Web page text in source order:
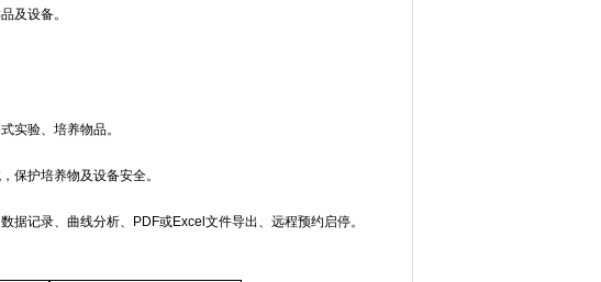
及设备。
实验、培养物品。
保护培养物及设备安全。
记录、曲线分析、PDF或Excel文件导出、远程预约启停。